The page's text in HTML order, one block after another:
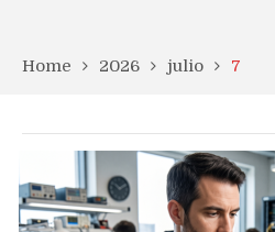
Home 2026 julio 7